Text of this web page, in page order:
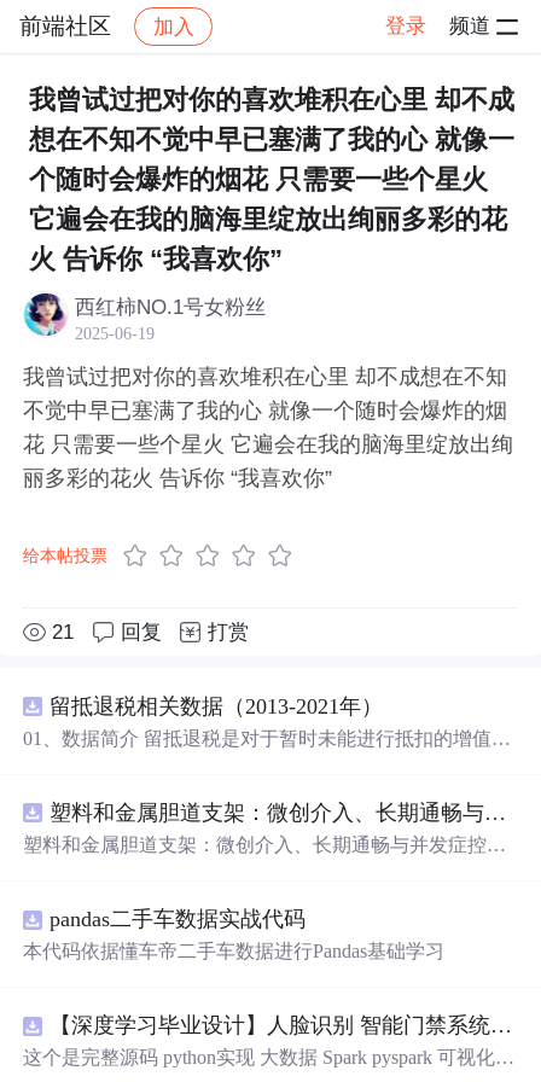
前端社区 加入 登录 频道
社区 前端社区 感慨 帖子详情
我曾试过把对你的喜欢堆积在心里 却不成
想在不知不觉中早已塞满了我的心 就像一
个随时会爆炸的烟花 只需要一些个星火
它遍会在我的脑海里绽放出绚丽多彩的花
火 告诉你 “我喜欢你”
西红柿NO.1号女粉丝
2025-06-19
我曾试过把对你的喜欢堆积在心里 却不成想在不知
不觉中早已塞满了我的心 就像一个随时会爆炸的烟
花 只需要一些个星火 它遍会在我的脑海里绽放出绚
丽多彩的花火 告诉你 “我喜欢你”
给本帖投票
21 回复 打赏
留抵退税相关数据（2013-2021年）
01、数据简介 留抵退税是对于暂时未能进行抵扣的增值
税额。简单来说，就是企业现在还不能抵扣的增值税，可
以予以提前全额退还。 留抵退税是一项重要的税收政策优
退税相关数据 数据年份：2013-2021年 02、相关数据 证券
代码、证券简称、 会计期间、上市日期、行业代码、行业
名称、post、treat、treat*post。
塑料和金属胆道支架：微创介入、长期通畅与并发症控制驱动全球市场增长.docx
塑料和金属胆道支架：微创介入、长期通畅与并发症控制
pandas二手车数据实战代码
本代码依据懂车帝二手车数据进行Pandas基础学习
【深度学习毕业设计】人脸识别 智能门禁系统(深度学习+OpenCV DNN+FastAPI+Vue3) 源码+论文 完整版
这个是完整源码 python实现 大数据 Spark pyspark 可视化大